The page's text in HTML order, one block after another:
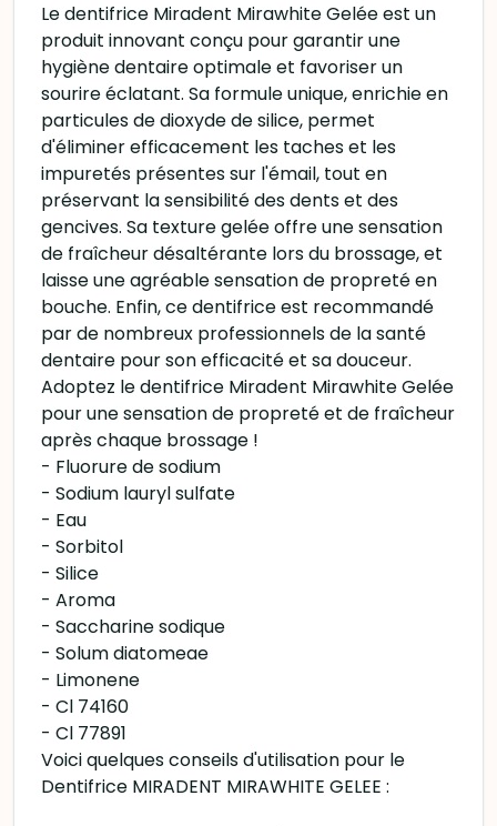
Le dentifrice Miradent Mirawhite Gelée est un
produit innovant conçu pour garantir une
hygiène dentaire optimale et favoriser un
sourire éclatant. Sa formule unique, enrichie en
particules de dioxyde de silice, permet
d'éliminer efficacement les taches et les
impuretés présentes sur l'émail, tout en
préservant la sensibilité des dents et des
gencives. Sa texture gelée offre une sensation
de fraîcheur désaltérante lors du brossage, et
laisse une agréable sensation de propreté en
bouche. Enfin, ce dentifrice est recommandé
par de nombreux professionnels de la santé
dentaire pour son efficacité et sa douceur.
Adoptez le dentifrice Miradent Mirawhite Gelée
pour une sensation de propreté et de fraîcheur
après chaque brossage !
- Fluorure de sodium
- Sodium lauryl sulfate
- Eau
- Sorbitol
- Silice
- Aroma
- Saccharine sodique
- Solum diatomeae
- Limonene
- Cl 74160
- Cl 77891
Voici quelques conseils d'utilisation pour le
Dentifrice MIRADENT MIRAWHITE GELEE :